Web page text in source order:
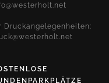
Druckangelegenheiten: